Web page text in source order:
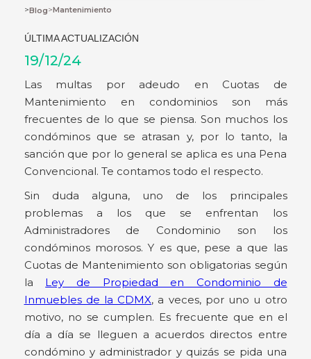
>Blog>Mantenimiento
ÚLTIMA ACTUALIZACIÓN
19/12/24
Las multas por adeudo en Cuotas de
Mantenimiento en condominios son más
frecuentes de lo que se piensa. Son muchos los
condóminos que se atrasan y, por lo tanto, la
sanción que por lo general se aplica es una Pena
Convencional. Te contamos todo el respecto.
Sin duda alguna, uno de los principales
problemas a los que se enfrentan los
Administradores de Condominio son los
condóminos morosos. Y es que, pese a que las
Cuotas de Mantenimiento son obligatorias según
la Ley de Propiedad en Condominio de
Inmuebles de la CDMX, a veces, por uno u otro
motivo, no se cumplen. Es frecuente que en el
día a día se lleguen a acuerdos directos entre
condómino y administrador y quizás se pida una